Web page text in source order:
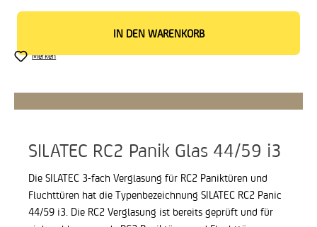
IN DEN WARENKORB
Merken
SILATEC RC2 Panik Glas 44/59 i3
Die SILATEC 3-fach Verglasung für RC2 Paniktüren und
Fluchttüren hat die Typenbezeichnung SILATEC RC2 Panic
44/59 i3. Die RC2 Verglasung ist bereits geprüft und für